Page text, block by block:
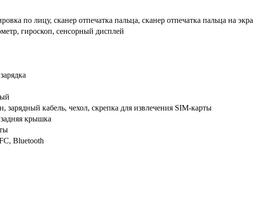
по лицу, сканер отпечатка пальца, сканер отпечатка пальца на
гироскоп, сенсорный дисплей
зарядный кабель, чехол, скрепка для извлечения SIM-карты
крышка
Bluetooth